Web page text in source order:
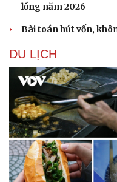
Du lịch
lồng năm 2026
Bài toán hút vốn,
DU LỊCH